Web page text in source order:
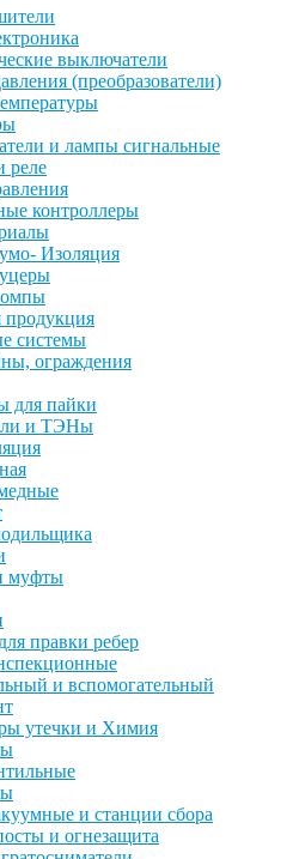
выключатели
(преобразователи)
и лампы сигнальные
реле
контроллеры
Изоляция
продукция
системы
ограждения
для пайки
и ТЭНы
муфты
правки ребер
и вспомогательный
утечки и Химия
и станции сбора
и огнезащита